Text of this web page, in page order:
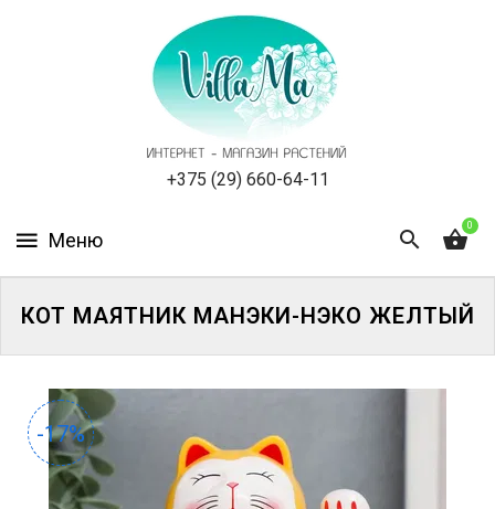
+375 (29) 660-64-11
0
НОВОСТИ,
АКЦИИ
ОТЗЫВЫ
УСЛУГИ
ОДНОЛЕТНИЕ
КОТ МАЯТНИК МАНЭКИ-НЭКО ЖЕЛТЫЙ
-17%